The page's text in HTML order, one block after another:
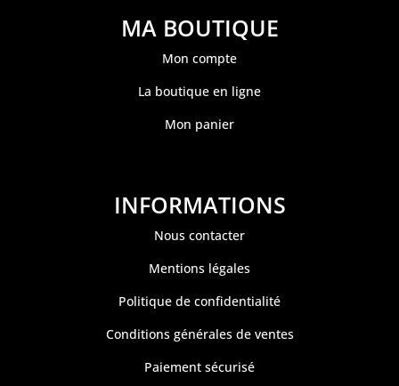
MA BOUTIQUE
Mon compte
La boutique en ligne
Mon panier
INFORMATIONS
Nous contacter
Mentions légales
Politique de confidentialité
Conditions générales de ventes
Paiement sécurisé